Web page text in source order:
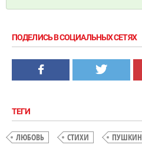
ПОДЕЛИСЬ В СОЦИАЛЬНЫХ СЕТЯХ
ТЕГИ
ЛЮБОВЬ СТИХИ ПУШКИН